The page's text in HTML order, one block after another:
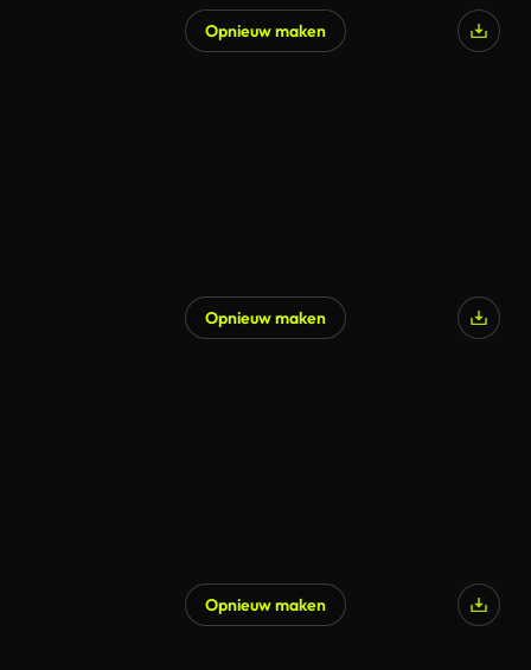
Opnieuw maken
Opnieuw maken
Opnieuw maken